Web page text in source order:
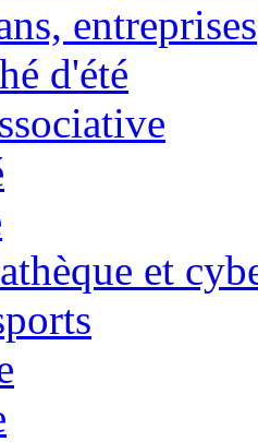
entreprises
d'été
et